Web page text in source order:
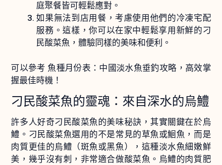
庭聚餐皆可輕鬆應對。
如果無法到店用餐，考慮使用他們的冷凍宅配
服務。這樣，你可以在家中輕鬆享用新鮮的刁
民酸菜魚，體驗同樣的美味和便利。
可以參考 魚種月份表：中國淡水魚垂釣攻略，高效掌
握最佳時機！
刁民酸菜魚的靈魂：來自深水的烏鱧
許多人好奇刁民酸菜魚的美味秘訣，其實關鍵在於烏
鱧。刁民酸菜魚選用的不是常見的草魚或鮰魚，而是
肉質更佳的烏鱧（斑魚或黑魚），這種淡水魚細嫩鮮
美，幾乎沒有刺，非常適合做酸菜魚。烏鱧的肉質肥